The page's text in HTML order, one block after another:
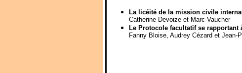
La licéité de la mission civile
Catherine Devoize et Marc Vaucher
Le Protocole facultatif se
Fanny Bloise, Audrey Cézard et Jean-